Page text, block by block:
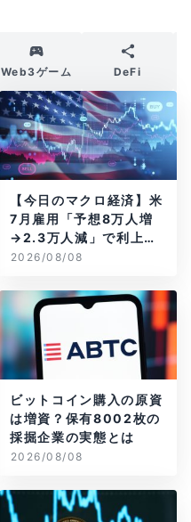
Web3ゲーム DeFi
【今日のマクロ経済】米
7月雇用「予想8万人増
→2.3万人減」で利上げ
観測後退
2026/08/08
ビットコイン購入の原資
は増資？保有8002枚の
採掘企業の実態とは
2026/08/08